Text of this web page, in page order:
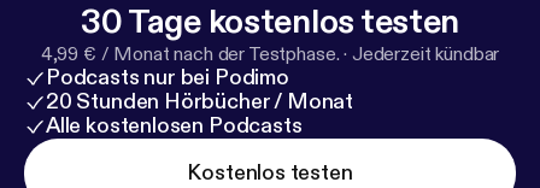
30 Tage kostenlos testen
4,99 € / Monat nach der Testphase. · Jederzeit kündbar
Podcasts nur bei Podimo
20 Stunden Hörbücher / Monat
Alle kostenlosen Podcasts
Kostenlos testen